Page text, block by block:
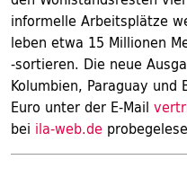
informelle Arbeitsplätze
leben etwa 15 Millionen
-sortieren. Die neue
Kolumbien, Paraguay
Euro unter der E-Mail
bei ila-web.de